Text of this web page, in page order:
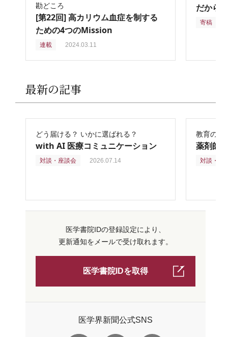
勘どころ
[第22回] 高カリウム血症を制する
ための4つのMission
連載 2024.03.11
だから
寄稿
最新の記事
どう届ける？ いかに選ばれる？
with AI 医療コミュニケーション
対談・座談会 2026.07.14
教育の再
薬剤師
対談・座
医学書院IDの登録設定により、
更新通知をメールで受け取れます。
医学書院IDを取得
医学界新聞公式SNS